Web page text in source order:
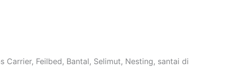
Carrier, Feilbed, Bantal, Selimut, Nesting, santai di